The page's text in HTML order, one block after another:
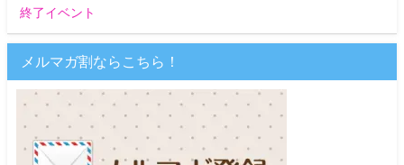
終了イベント
メルマガ割ならこちら！